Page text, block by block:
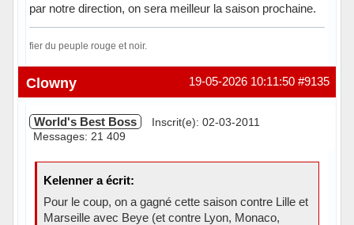
par notre direction, on sera meilleur la saison prochaine.
fier du peuple rouge et noir.
Hors ligne #9135
19-05-2026 10:11:50
Clowny
World's Best Boss
Inscrit(e): 02-03-2011
Messages: 21 409
Kelenner a écrit:
Pour le coup, on a gagné cette saison contre Lille et
Marseille avec Beye (et contre Lyon, Monaco,